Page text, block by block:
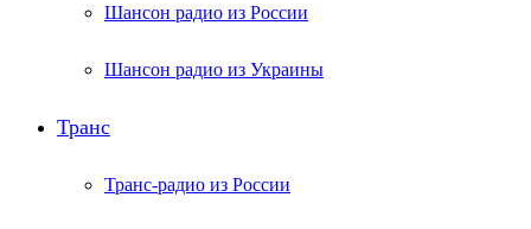
Шансон радио из России
Шансон радио из Украины
Транс
Транс-радио из России